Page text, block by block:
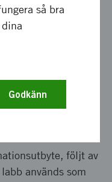
städer, med
förbättrad
följt av
används som
så bra
Godkänn